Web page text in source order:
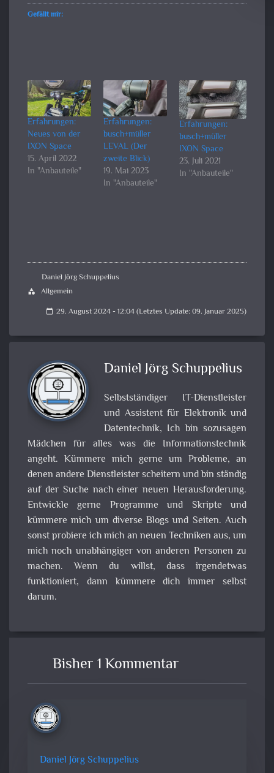
Gefällt mir:
Erfahrungen:
Neues von der
IXON Space
15. April 2022
In "Anbauteile"
Erfahrungen:
busch+müller
LEVAL (Der
zweite Blick)
19. Mai 2023
In "Anbauteile"
Erfahrungen:
busch+müller
IXON Space
23. Juli 2021
In "Anbauteile"
Daniel Jörg Schuppelius
category Allgemein
calendar_today 29. August 2024 - 12:04 (Letztes Update: 09. Januar 2025)
Daniel Jörg Schuppelius
Selbstständiger IT-Dienstleister
und Assistent für Elektronik und
Datentechnik, Ich bin sozusagen
Mädchen für alles was die Informationstechnik
angeht. Kümmere mich gerne um Probleme, an
denen andere Dienstleister scheitern und bin ständig
auf der Suche nach einer neuen Herausforderung.
Entwickle gerne Programme und Skripte und
kümmere mich um diverse Blogs und Seiten. Auch
sonst probiere ich mich an neuen Techniken aus, um
mich noch unabhängiger von anderen Personen zu
machen. Wenn du willst, dass irgendetwas
funktioniert, dann kümmere dich immer selbst
darum.
Bisher 1 Kommentar
Daniel Jörg Schuppelius